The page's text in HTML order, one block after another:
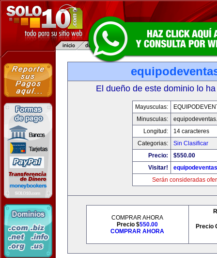
El dueño de este dominio lo
Mayusculas:
Minusculas:
Longitud:
14 caracteres
Categorias:
Sin Clasificar
Precio:
$550.00
Visitar!
Serán consideradas
COMPRAR AHORA
Precio $550.00
COMPRAR AHORA
Precio